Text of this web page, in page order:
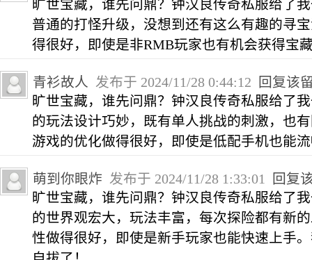
旷世宝藏，谁先问鼎？钟汉良传奇私服给了
普通的打怪升级，没想到还有这么有趣的寻
得很好，即使是非RMB玩家也有机会获得宝
青衫故人 发布于 2024/11/28 0:44:12
回复该
旷世宝藏，谁先问鼎？钟汉良传奇私服给了
的玩法设计巧妙，既有单人挑战的刺激，也
游戏的优化做得很好，即使是低配手机也能
萌到你眼炸 发布于 2024/11/28 1:33:01
回复
旷世宝藏，谁先问鼎？钟汉良传奇私服给了
的世界观宏大，玩法丰富，每次探险都有新
性做得很好，即使是新手玩家也能快速上手